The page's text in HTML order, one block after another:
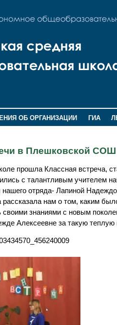
ОБ ОРГАНИЗАЦИИ ГИА
в Плешковской СОШ
прошла Классная встреча,
с талантливым учителем
отряда- Лапиной
нам о том, каким
своими знаниями с новым
Алексеевне за такую теплую